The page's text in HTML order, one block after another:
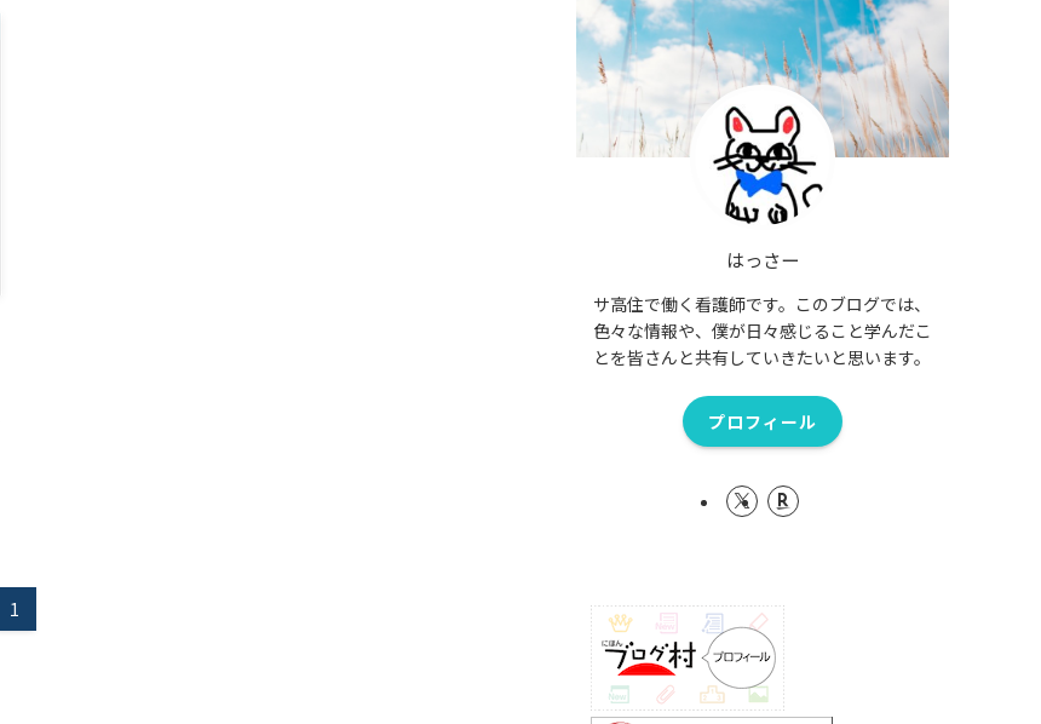
1
はっさー
サ高住で働く看護師です。このブログでは、
色々な情報や、僕が日々感じること学んだこ
とを皆さんと共有していきたいと思います。
プロフィール